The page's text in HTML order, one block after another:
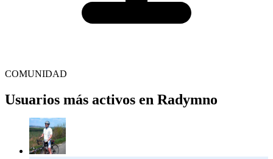
COMUNIDAD
Usuarios más activos en Radymno